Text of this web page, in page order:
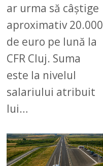
ar urma să câștige
aproximativ 20.000
de euro pe lună la
CFR Cluj. Suma
este la nivelul
salariului atribuit
lui…